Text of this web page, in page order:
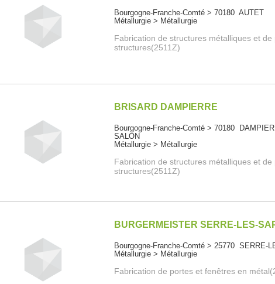
Bourgogne-Franche-Comté > 70180 AUTET
Métallurgie > Métallurgie
Fabrication de structures métalliques et de
structures(2511Z)
BRISARD DAMPIERRE
Bourgogne-Franche-Comté > 70180
SALON
Métallurgie > Métallurgie
Fabrication de structures métalliques et de
structures(2511Z)
BURGERMEISTER SERRE-LES-
Bourgogne-Franche-Comté > 25770 SERRE-
Métallurgie > Métallurgie
Fabrication de portes et fenêtres en